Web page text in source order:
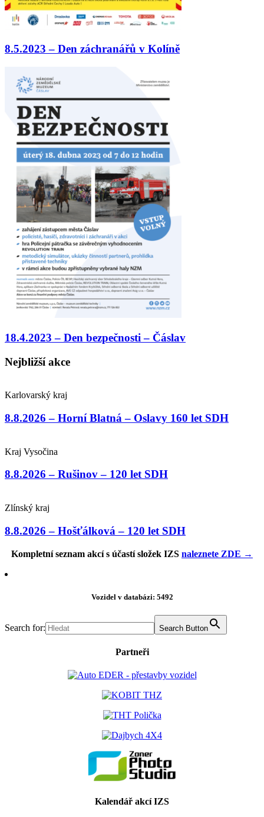
8.5.2023 – Den záchranářů v Kolíně
18.4.2023 – Den bezpečnosti – Čáslav
Nejbližší akce
Karlovarský kraj
8.8.2026 – Horní Blatná – Oslavy 160 let SDH
Kraj Vysočina
8.8.2026 – Rušinov – 120 let SDH
Zlínský kraj
8.8.2026 – Hošťálková – 120 let SDH
Kompletní seznam akcí s účastí složek IZS naleznete ZDE →
Vozidel v databázi: 5492
Search for: Search Button
Partneři
Kalendář akcí IZS